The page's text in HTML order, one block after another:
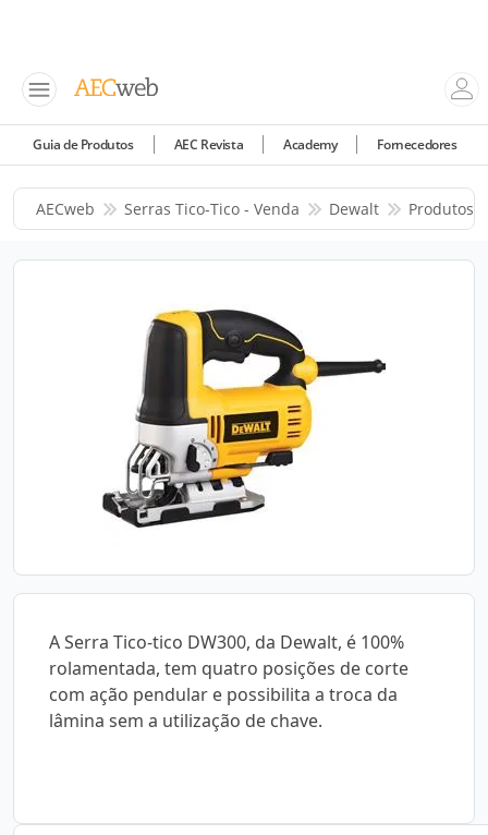
Guia de Produtos AEC Revista Academy Fornecedores
AECweb Serras Tico-Tico - Venda Dewalt Produtos
A Serra Tico-tico DW300, da Dewalt, é 100%
rolamentada, tem quatro posições de corte
com ação pendular e possibilita a troca da
lâmina sem a utilização de chave.